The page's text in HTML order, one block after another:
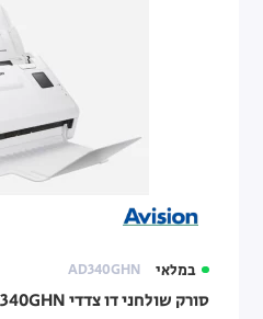
במלאי AD340GHN
סורק שולחני דו צדדי Avision AD340GHN